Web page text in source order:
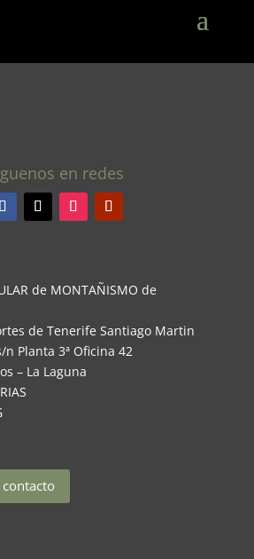
en redes
de MONTAÑISMO de
de Tenerife Santiago Martin
Planta 3ª Oficina 42
– La Laguna